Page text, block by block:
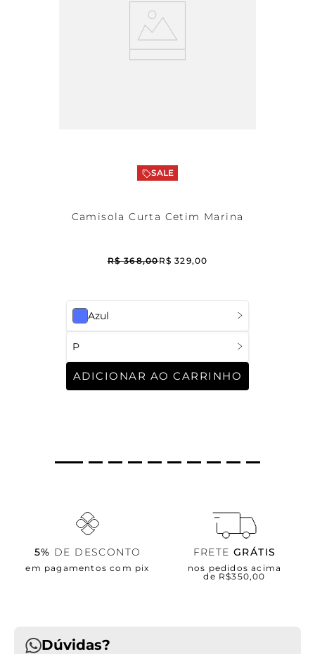
Azul
P
ADICIONAR AO CARRINHO
SALE
Camisola Curta Cetim Marina
R$ 368,00R$ 329,00
5% DE DESCONTO
em pagamentos com pix
FRETE GRÁTIS
nos pedidos acima
de R$350,00
Dúvidas?